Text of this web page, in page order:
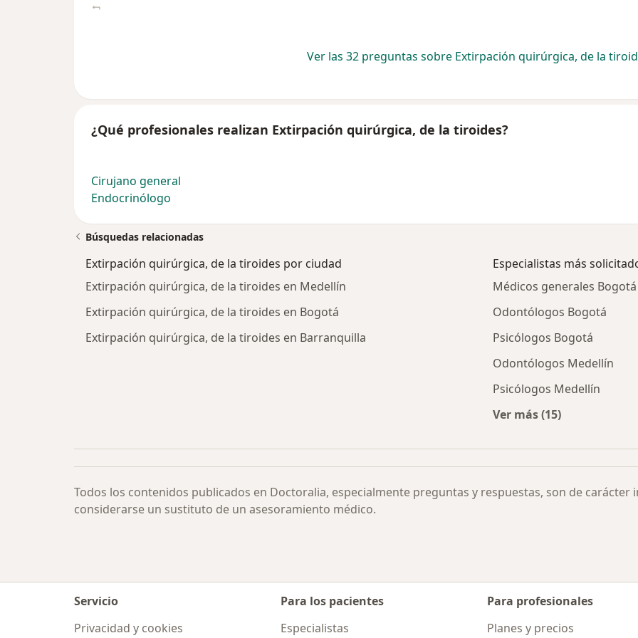
Ver las 32 preguntas sobre Extirpación quirúrgica, de la
¿Qué profesionales realizan Extirpación quirúrgica, de la tiroides?
Cirujano general
Endocrinólogo
Búsquedas relacionadas
Extirpación quirúrgica, de la tiroides por ciudad
Extirpación quirúrgica, de la tiroides en Medellín
Extirpación quirúrgica, de la tiroides en Bogotá
Extirpación quirúrgica, de la tiroides en Barranquilla
Especialistas más
Médicos generales Bogotá
Odontólogos Bogotá
Psicólogos Bogotá
Odontólogos Medellín
Psicólogos Medellín
Ver más (15)
Todos los contenidos publicados en Doctoralia, especialmente preguntas y respuestas, son de
considerarse un sustituto de un asesoramiento médico.
Servicio
Privacidad y cookies
Para los pacientes
Especialistas
Para profesionales
Planes y precios